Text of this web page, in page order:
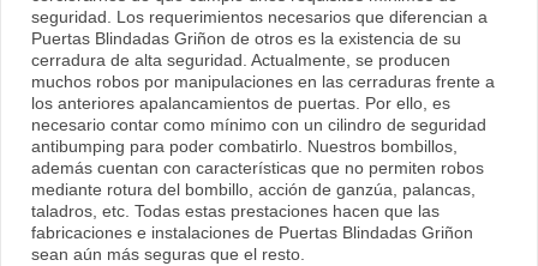
seguridad. Los requerimientos necesarios que diferencian a
Puertas Blindadas Griñon de otros es la existencia de su
cerradura de alta seguridad. Actualmente, se producen
muchos robos por manipulaciones en las cerraduras frente a
los anteriores apalancamientos de puertas. Por ello, es
necesario contar como mínimo con un cilindro de seguridad
antibumping para poder combatirlo. Nuestros bombillos,
además cuentan con características que no permiten robos
mediante rotura del bombillo, acción de ganzúa, palancas,
taladros, etc. Todas estas prestaciones hacen que las
fabricaciones e instalaciones de Puertas Blindadas Griñon
sean aún más seguras que el resto.